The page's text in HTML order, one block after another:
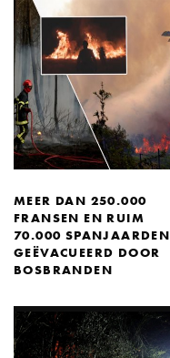
MEER DAN 250.000
FRANSEN EN RUIM
70.000 SPANJAARDEN
GEËVACUEERD DOOR
BOSBRANDEN